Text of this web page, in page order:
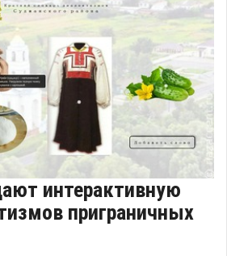
интерактивную
приграничных